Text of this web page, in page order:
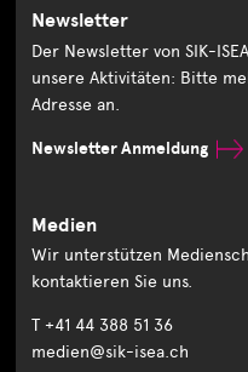
Newsletter
Der Newsletter von SIK-
unsere Aktivitäten: Bitte
Adresse an.
Newsletter Anmeldung
Medien
Wir unterstützen
kontaktieren Sie uns.
T +41 44 388 51 36
medien@sik-isea.ch